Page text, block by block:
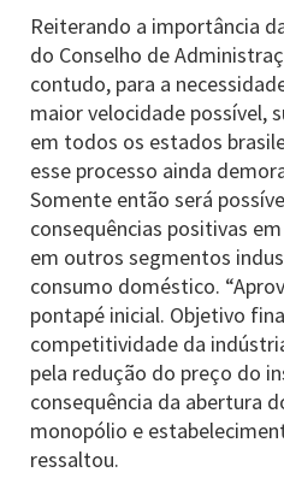
Reiterando a importância
do Conselho de
contudo, para a
maior velocidade possível,
em todos os estados
esse processo ainda
Somente então será
consequências positivas
em outros segmentos
consumo doméstico.
pontapé inicial. Objetivo
competitividade da
pela redução do preço do
consequência da abertura
monopólio e
ressaltou.